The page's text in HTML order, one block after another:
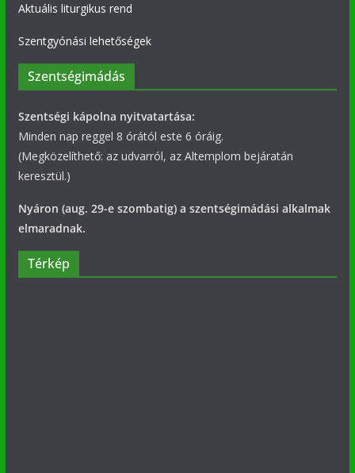
Aktuális liturgikus rend
Szentgyónási lehetőségek
Szentségimádás
Szentségi kápolna nyitvatartása:
Minden nap reggel 8 órától este 6 óráig.
(Megközelíthető: az udvarról, az Altemplom bejáratán
keresztül.)
Nyáron (aug. 29-e szombatig) a szentségimádási alkalmak
elmaradnak.
Térkép